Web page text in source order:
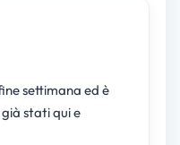
settimana ed è
stati qui e